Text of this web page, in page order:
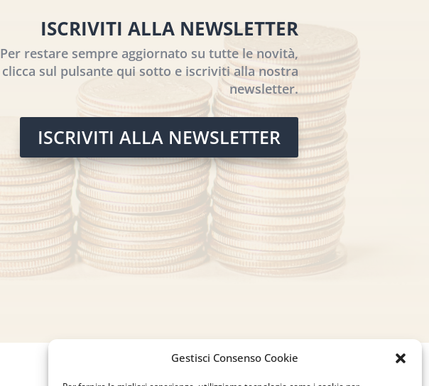
Gestisci Consenso Cookie
ISCRIVITI ALLA NEWSLETTER
Per restare sempre aggiornato su tutte le novità,
clicca sul pulsante qui sotto e iscriviti alla nostra
newsletter.
ISCRIVITI ALLA NEWSLETTER